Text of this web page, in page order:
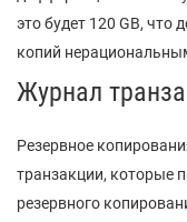
это будет 120 GB, что
копий
Журнал
Резервное
транзакции, которые
резервного